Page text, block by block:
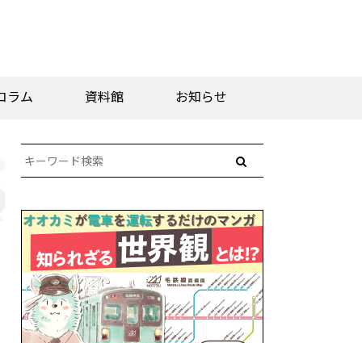
ラム 資料館 お知らせ